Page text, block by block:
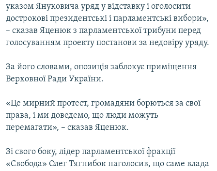
указом Януковича уряд у відставку і оголосити
дострокові президентські і парламентські вибори»,
– сказав Яценюк з парламентської трибуни перед
голосуванням проекту постанови за недовіру уряду.
За його словами, опозиція заблокує приміщення
Верховної Ради України.
«Це мирний протест, громадяни борються за свої
права, і ми доведемо, що люди можуть
перемагати», – сказав Яценюк.
Зі свого боку, лідер парламентської фракції
«Свобода» Олег Тягнибок наголосив, що саме влада